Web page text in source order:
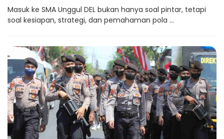
Masuk ke SMA Unggul DEL bukan hanya soal pintar, tetapi
soal kesiapan, strategi, dan pemahaman pola ...